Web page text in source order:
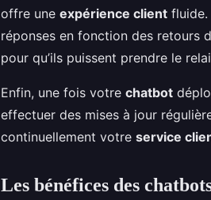
offre une expérience client
réponses en fonction des retours
pour qu’ils puissent prendre le
Enfin, une fois votre chatbot
effectuer des mises à jour
continuellement votre service
Les bénéfices des